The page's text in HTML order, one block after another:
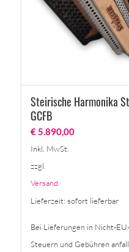
Steirische Harmonika
GCFB
€5.890,00
Inkl. MwSt.
zzgl.
Versand
Lieferzeit: sofort lieferbar
Bei Lieferungen in Nicht-
Steuern und Gebühren